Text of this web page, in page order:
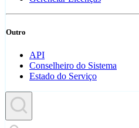
Outro
API
Conselheiro do Sistema
Estado do Serviço